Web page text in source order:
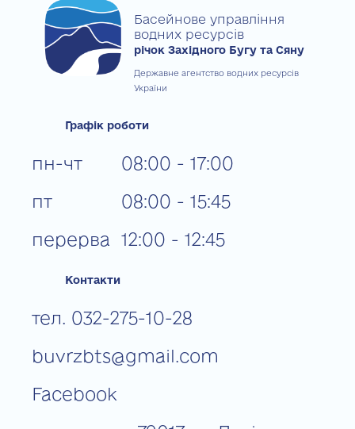
Басейнове управління
водних ресурсів
річок Західного Бугу та Сяну
Державне агентство водних ресурсів
України
Графік роботи
пн-чт
пт
перерва
08:00 - 17:00
08:00 - 15:45
12:00 - 12:45
Контакти
тел. 032-275-10-28
buvrzbts@gmail.com
Facebook